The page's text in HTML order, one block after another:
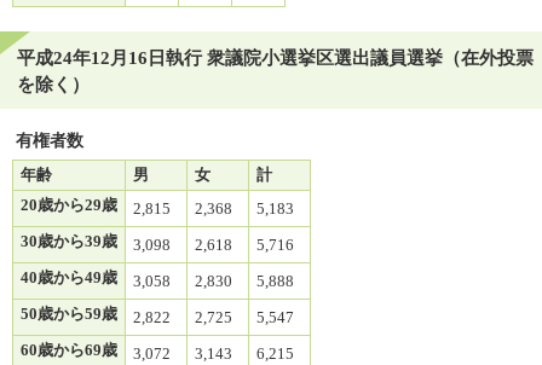
平成24年12月16日執行 衆議院小選挙区選出議員選挙（在外投票
を除く）
有権者数
年齢
男 女
計
20歳から29歳
2,815 2,368
5,183
30歳から39歳
3,098 2,618
5,716
40歳から49歳
3,058 2,830
5,888
50歳から59歳
2,822 2,725
5,547
60歳から69歳
3,072 3,143
6,215